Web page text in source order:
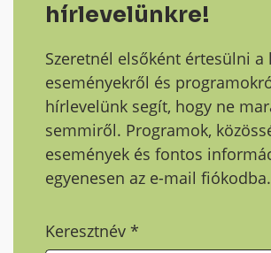
hírlevelünkre!
Szeretnél elsőként értesülni a
eseményekről és
hírlevelünk segít, hogy ne
semmiről. Programok,
események és fontos
egyenesen az e-mail fiókodba.
Keresztnév*